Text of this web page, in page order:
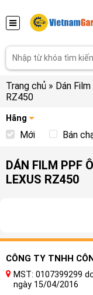
Trang chủ » Dán
RZ450
Hãng
Mới Bán
DÁN FILM PPF
LEXUS RZ450
CÔNG TY TNHH
MST: 0107399299
ngày 15/04/2016